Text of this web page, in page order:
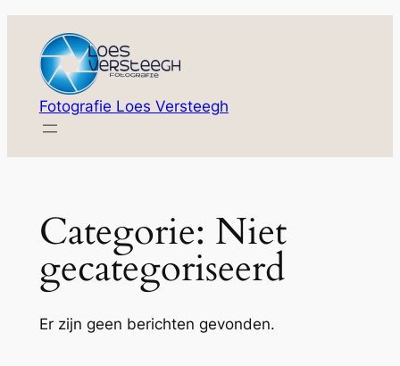
Ga
inhoud
Fotografie Loes Versteegh
Categorie: Niet
gecategoriseerd
Er zijn geen berichten gevonden.